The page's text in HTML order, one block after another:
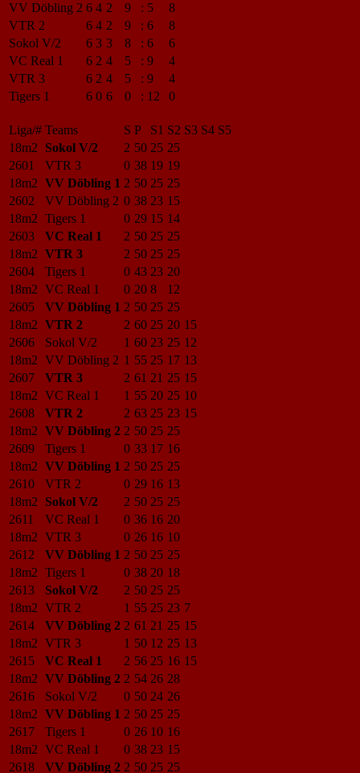
VV Döbling 2 6 4 2 9 : 5
8
VTR 2
6 4 2 9 : 6
8
Sokol V/2
6 3 3 8 : 6
6
VC Real 1
6 2 4 5 : 9
4
VTR 3
6 2 4 5 : 9
4
Tigers 1
6 0 6 0 : 12 0
Liga/# Teams S P S1 S2 S3 S4 S5
18m2
Sokol V/2 2 50 25 25
2601
VTR 3 0 38 19 19
18m2 VV Döbling 1 2 50 25 25
2602
VV Döbling 2 0 38 23 15
18m2 Tigers 1 0 29 15 14
2603
VC Real 1 2 50 25 25
18m2 VTR 3 2 50 25 25
2604
Tigers 1 0 43 23 20
18m2 VC Real 1 0 20 8
12
2605
VV Döbling 1 2 50 25 25
18m2 VTR 2 2 60 25 20 15
2606
Sokol V/2 1 60 23 25 12
18m2 VV Döbling 2 1 55 25 17 13
2607
VTR 3 2 61 21 25 15
18m2 VC Real 1 1 55 20 25 10
2608
VTR 2 2 63 25 23 15
18m2 VV Döbling 2 2 50 25 25
2609
Tigers 1 0 33 17 16
18m2 VV Döbling 1 2 50 25 25
2610
VTR 2 0 29 16 13
18m2
Sokol V/2 2 50 25 25
2611
VC Real 1 0 36 16 20
18m2 VTR 3 0 26 16 10
2612
VV Döbling 1 2 50 25 25
18m2 Tigers 1 0 38 20 18
2613
Sokol V/2 2 50 25 25
18m2 VTR 2 1 55 25 23 7
2614
VV Döbling 2 2 61 21 25 15
18m2 VTR 3 1 50 12 25 13
2615
VC Real 1 2 56 25 16 15
18m2 VV Döbling 2 2 54 26 28
2616
Sokol V/2 0 50 24 26
18m2 VV Döbling 1 2 50 25 25
2617
Tigers 1 0 26 10 16
18m2 VC Real 1 0 38 23 15
2618
VV Döbling 2 2 50 25 25